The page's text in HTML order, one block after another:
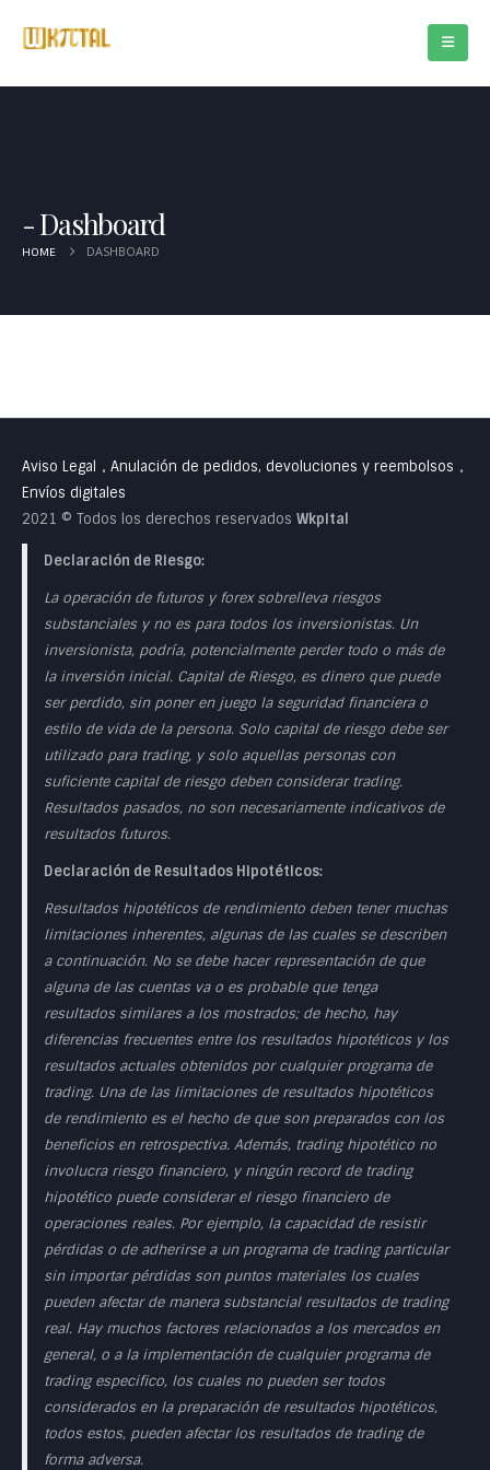
Dashboard
HOME DASHBOARD
Aviso Legal • Anulación de pedidos, devoluciones y reembolsos •
Envíos digitales
2021 © Todos los derechos reservados Wkpital
Declaración de Riesgo:
La operación de futuros y forex sobrelleva riesgos
substanciales y no es para todos los inversionistas. Un
inversionista, podría, potencialmente perder todo o más de
la inversión inicial. Capital de Riesgo, es dinero que puede
ser perdido, sin poner en juego la seguridad financiera o
estilo de vida de la persona. Solo capital de riesgo debe ser
utilizado para trading, y solo aquellas personas con
suficiente capital de riesgo deben considerar trading.
Resultados pasados, no son necesariamente indicativos de
resultados futuros.
Declaración de Resultados Hipotéticos:
Resultados hipotéticos de rendimiento deben tener muchas
limitaciones inherentes, algunas de las cuales se describen
a continuación. No se debe hacer representación de que
alguna de las cuentas va o es probable que tenga
resultados similares a los mostrados; de hecho, hay
diferencias frecuentes entre los resultados hipotéticos y los
resultados actuales obtenidos por cualquier programa de
trading. Una de las limitaciones de resultados hipotéticos
de rendimiento es el hecho de que son preparados con los
beneficios en retrospectiva. Además, trading hipotético no
involucra riesgo financiero, y ningún record de trading
hipotético puede considerar el riesgo financiero de
operaciones reales. Por ejemplo, la capacidad de resistir
pérdidas o de adherirse a un programa de trading particular
sin importar pérdidas son puntos materiales los cuales
pueden afectar de manera substancial resultados de trading
real. Hay muchos factores relacionados a los mercados en
general, o a la implementación de cualquier programa de
trading especifico, los cuales no pueden ser todos
considerados en la preparación de resultados hipotéticos,
todos estos, pueden afectar los resultados de trading de
forma adversa.